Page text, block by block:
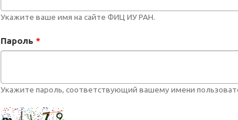
Укажите ваше имя на сайте ФИЦ ИУ РАН.
Пароль *
Укажите пароль, соответствующий вашему имени